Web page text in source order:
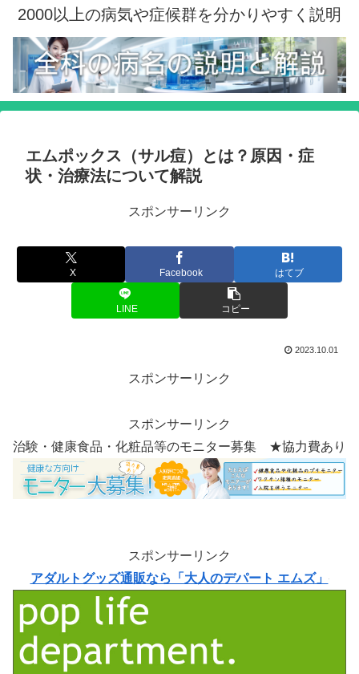
2000以上の病気や症候群を分かりやすく説明
エムポックス（サル痘）とは？原因・症
状・治療法について解説
スポンサーリンク
X Facebook はてブ
LINE コピー
2023.10.01
スポンサーリンク
スポンサーリンク
治験・健康食品・化粧品等のモニター募集 ★協力費あり
スポンサーリンク
アダルトグッズ通販なら「大人のデパート エムズ」